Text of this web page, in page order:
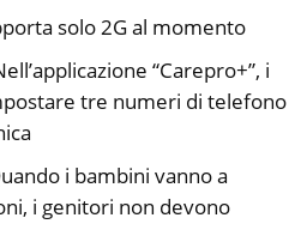
solo 2G al momento
“Carepro+”, i
tre numeri di telefono
i bambini vanno a
i genitori non devono